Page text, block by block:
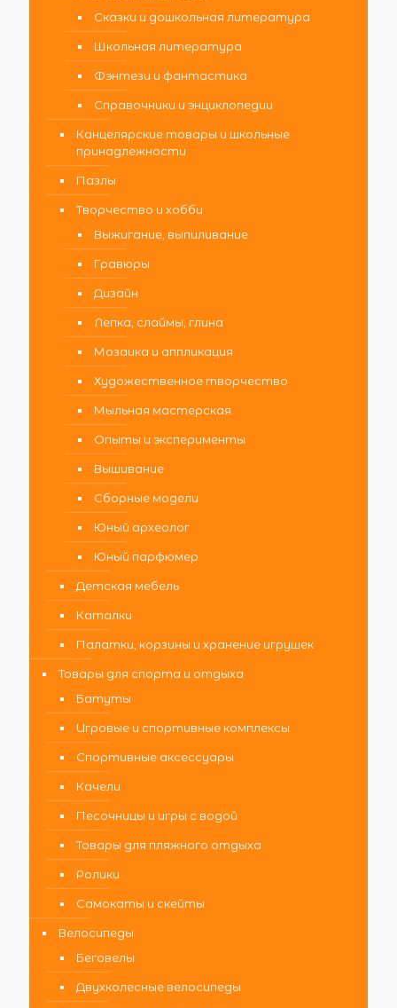
Сказки и дошкольная литература
Школьная литература
Фэнтези и фантастика
Справочники и энциклопедии
Канцелярские товары и школьные
принадлежности
Пазлы
Творчество и хобби
Выжигание, выпиливание
Гравюры
Дизайн
Лепка, слаймы, глина
Мозаика и аппликация
Художественное творчество
Мыльная мастерская
Опыты и эксперименты
Вышивание
Сборные модели
Юный археолог
Юный парфюмер
Детская мебель
Каталки
Палатки, корзины и хранение игрушек
Товары для спорта и отдыха
Батуты
Игровые и спортивные комплексы
Спортивные аксессуары
Качели
Песочницы и игры с водой
Товары для пляжного отдыха
Ролики
Самокаты и скейты
Велосипеды
Беговелы
Двухколесные велосипеды